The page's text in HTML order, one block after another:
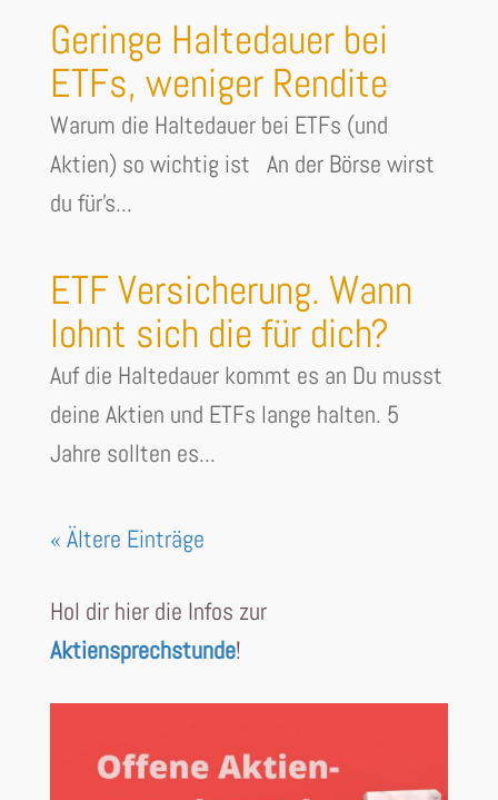
Geringe Haltedauer bei
ETFs, weniger Rendite
Warum die Haltedauer bei ETFs (und
Aktien) so wichtig ist An der Börse wirst
du für's...
ETF Versicherung. Wann
lohnt sich die für dich?
Auf die Haltedauer kommt es an Du musst
deine Aktien und ETFs lange halten. 5
Jahre sollten es...
« Ältere Einträge
Hol dir hier die Infos zur
Aktiensprechstunde!